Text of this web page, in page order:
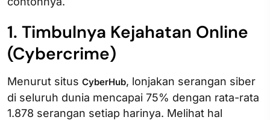
1. Timbulnya Kejahatan Online
(Cybercrime)
Menurut situs CyberHub, lonjakan serangan siber
di seluruh dunia mencapai 75% dengan rata-rata
1.878 serangan setiap harinya. Melihat hal